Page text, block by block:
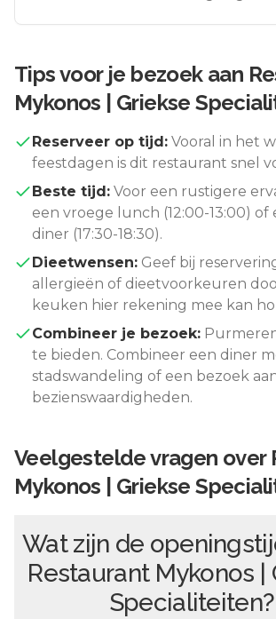
Tips voor je bezoek aan
Mykonos | Griekse
Reserveer op tijd: Vooral in het
feestdagen is dit restaurant snel
Beste tijd: Voor een rustigere
een vroege lunch (12:00-13:00) of
diner (17:30-18:30).
Dieetwensen: Geef bij
allergieën of dieetvoorkeuren
keuken hier rekening mee kan
Combineer je bezoek:
te bieden. Combineer een diner
stadswandeling of een bezoek
bezienswaardigheden.
Veelgestelde vragen over
Mykonos | Griekse
Wat zijn de
Restaurant Mykonos |
Specialiteiten?